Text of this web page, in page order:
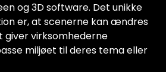
og 3D software. Det unikke
er, at scenerne kan ændres
giver virksomhederne
miljøet til deres tema eller